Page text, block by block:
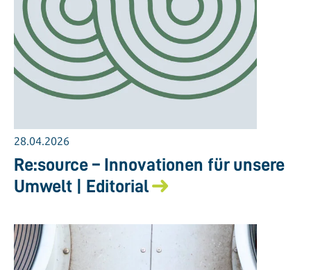
28.04.2026
Re:source – Innovationen für unsere
Umwelt | Editorial